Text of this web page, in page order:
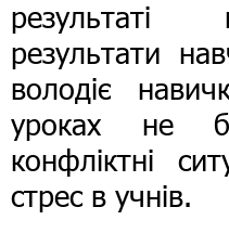
результаті
результати
володіє
уроках не
конфліктні
стрес в учнів.